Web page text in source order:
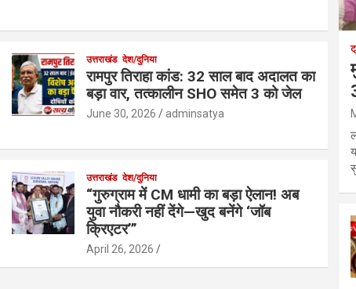
उत्तराखंड देश/दुनिया
रामपुर तिराहा कांड: 32 साल बाद अदालत का
बड़ा वार, तत्कालीन SHO समेत 3 को जेल
June 30, 2026 adminsatya
उत्तराखंड देश/दुनिया
“गुरुग्राम में CM धामी का बड़ा ऐलान! अब
युवा नौकरी नहीं देंगे—खुद बनेंगे ‘जॉब
क्रिएटर’”
April 26, 2026